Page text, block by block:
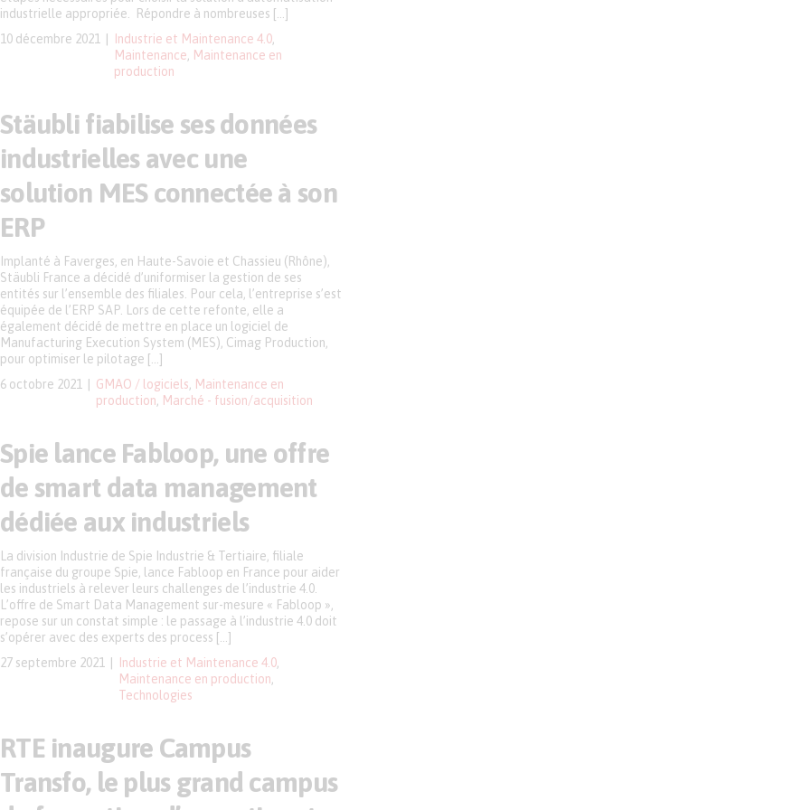
10 décembre 2021 Industrie et Maintenance 4.0
Maintenance
Maintenance en
production
industrielle appropriée. Répondre à nombreuses […]
Stäubli fiabilise ses données
industrielles avec une
solution MES connectée à son
ERP
6 octobre 2021 GMAO / logiciels
Maintenance en
production
Marché - fusion/acquisition
Implanté à Faverges, en Haute-Savoie et Chassieu (Rhône),
Stäubli France a décidé d’uniformiser la gestion de ses
entités sur l’ensemble des filiales. Pour cela, l’entreprise s’est
équipée de l’ERP SAP. Lors de cette refonte, elle a
également décidé de mettre en place un logiciel de
Manufacturing Execution System (MES), Cimag Production,
pour optimiser le pilotage […]
Spie lance Fabloop, une offre
de smart data management
dédiée aux industriels
27 septembre 2021 Industrie et Maintenance 4.0
Maintenance en production
Technologies
La division Industrie de Spie Industrie & Tertiaire, filiale
française du groupe Spie, lance Fabloop en France pour aider
les industriels à relever leurs challenges de l’industrie 4.0.
L’offre de Smart Data Management sur-mesure « Fabloop »,
repose sur un constat simple : le passage à l’industrie 4.0 doit
s’opérer avec des experts des process […]
RTE inaugure Campus
Transfo, le plus grand campus